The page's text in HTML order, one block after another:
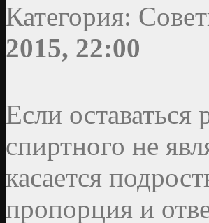
Категория:
2015, 22:00
Если
спиртного не
касается
пропорция и